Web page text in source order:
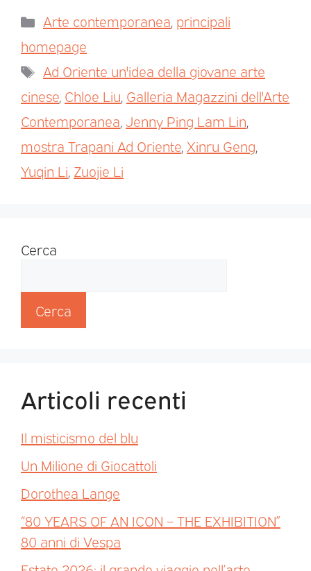
Arte contemporanea, principali
homepage
Ad Oriente un'idea della giovane arte
cinese, Chloe Liu, Galleria Magazzini dell'Arte
Contemporanea,Jenny Ping Lam Lin,
mostra Trapani Ad Oriente, Xinru Geng,
Yuqin Li, Zuojie Li
Cerca
Cerca
Articoli recenti
Il misticismo del blu
Un Milione di Giocattoli
Dorothea Lange
“80 YEARS OF AN ICON – THE EXHIBITION”
80 anni di Vespa